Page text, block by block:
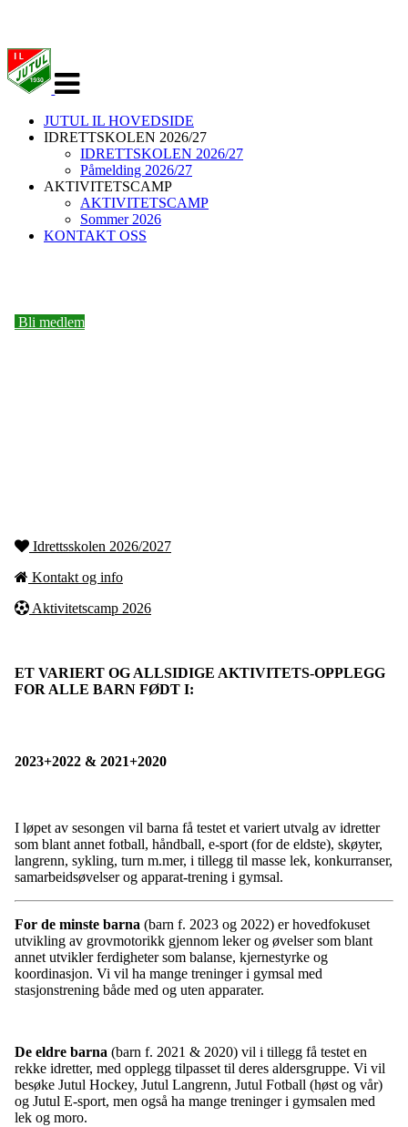
navigasjon
JUTUL IL HOVEDSIDE
IDRETTSKOLEN 2026/27
IDRETTSKOLEN 2026/27
Påmelding 2026/27
AKTIVITETSCAMP
AKTIVITETSCAMP
Sommer 2026
KONTAKT OSS
Bli medlem
Idrettsskolen 2026/2027
Kontakt og info
Aktivitetscamp 2026
ET VARIERT OG ALLSIDIGE AKTIVITETS-OPPLEGG
FOR ALLE BARN FØDT I:
2023+2022 & 2021+2020
I løpet av sesongen vil barna få testet et variert utvalg av idretter
som blant annet fotball, håndball, e-sport (for de eldste), skøyter,
langrenn, sykling, turn m.mer, i tillegg til masse lek, konkurranser,
samarbeidsøvelser og apparat-trening i gymsal.
For de minste barna (barn f. 2023 og 2022) er hovedfokuset
utvikling av grovmotorikk gjennom leker og øvelser som blant
annet utvikler ferdigheter som balanse, kjernestyrke og
koordinasjon. Vi vil ha mange treninger i gymsal med
stasjonstrening både med og uten apparater.
De eldre barna (barn f. 2021 & 2020) vil i tillegg få testet en
rekke idretter, med opplegg tilpasset til deres aldersgruppe. Vi vil
besøke Jutul Hockey, Jutul Langrenn, Jutul Fotball (høst og vår)
og Jutul E-sport, men også ha mange treninger i gymsalen med
lek og moro.